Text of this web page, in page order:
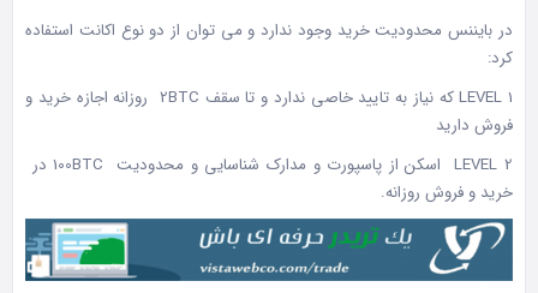
در بایننس محدودیت خرید وجود ندارد و می توان از دو نوع اکانت استفاده
کرد:
LEVEL 1 که نیاز به تایید خاصی ندارد و تا سقف 2BTC روزانه اجازه خرید و
فروش دارید
LEVEL 2 اسکن از پاسپورت و مدارک شناسایی و محدودیت 100BTC در
خرید و فروش روزانه.